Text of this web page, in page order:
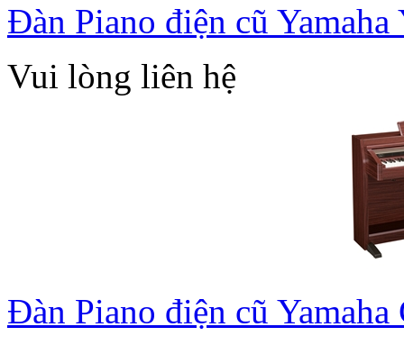
Đàn Piano điện cũ Yamaha
Vui lòng liên hệ
Đàn Piano điện cũ